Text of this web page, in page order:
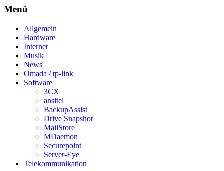
Menü
Allgemein
Hardware
Internet
Musik
News
Omada / tp-link
Software
3CX
ansitel
BackupAssist
Drive Snapshot
MailStore
MDaemon
Securepoint
Server-Eye
Telekommunikation